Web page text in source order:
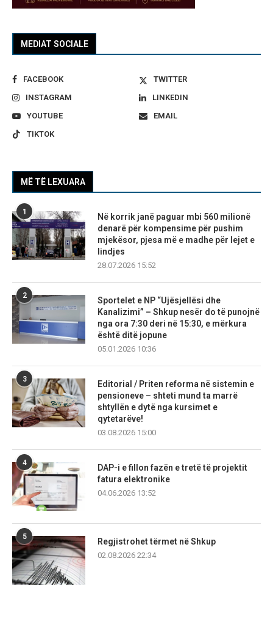
MEDIAT SOCIALE
FACEBOOK
TWITTER
INSTAGRAM
LINKEDIN
YOUTUBE
EMAIL
TIKTOK
MË TË LEXUARA
1
Në korrik janë paguar mbi 560 milionë
denarë për kompensime për pushim
mjekësor, pjesa më e madhe për lejet e
lindjes
28.07.2026 15:52
2
Sportelet e NP “Ujësjellësi dhe
Kanalizimi” – Shkup nesër do të punojnë
nga ora 7:30 deri në 15:30, e mërkura
është ditë jopune
05.01.2026 10:36
3
Editorial / Priten reforma në sistemin e
pensioneve – shteti mund ta marrë
shtyllën e dytë nga kursimet e
qytetarëve!
03.08.2026 15:00
4
DAP-i e fillon fazën e tretë të projektit
fatura elektronike
04.06.2026 13:52
5
Regjistrohet tërmet në Shkup
02.08.2026 22:34